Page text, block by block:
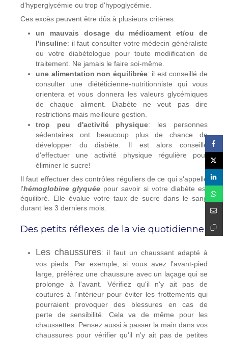
d'hyperglycémie ou trop d'hypoglycémie.
Ces excès peuvent être dûs à plusieurs critères:
un mauvais dosage du médicament et/ou de
l'insuline: il faut consulter votre médecin généraliste
ou votre diabétologue pour toute modiification de
traitement. Ne jamais le faire soi-même.
une alimentation non équilibrée: il est conseillé de
consulter une diététicienne-nutritionniste qui vous
orientera et vous donnera les valeurs glycémiques
de chaque aliment. Diabète ne veut pas dire
restrictions mais meilleure gestion.
trop peu d'activité physique: les personnes
sédentaires ont beaucoup plus de chance de
développer du diabète. Il est alors conseillé
d'effectuer une activité physique régulière pour
éliminer le sucre!
Il faut effectuer des contrôles réguliers de ce qui s'appelle
l'hémoglobine glyquée pour savoir si votre diabète est
équilibré. Elle évalue votre taux de sucre dans le sang
durant les 3 derniers mois.
Des petits réflexes de la vie quotidienne
Les chaussures: il faut un chaussant adapté à
vos pieds. Par exemple, si vous avez l'avant-pied
large, préférez une chaussure avec un laçage qui se
prolonge à l'avant. Vérifiez qu'il n'y ait pas de
coutures à l'intérieur pour éviter les frottements qui
pourraient provoquer des blessures en cas de
perte de sensibilité. Cela va de même pour les
chaussettes. Pensez aussi à passer la main dans vos
chaussures pour vérifier qu'il n'y ait pas de petites